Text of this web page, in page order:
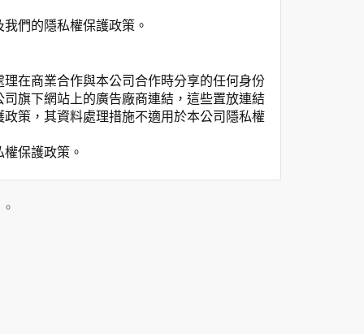
們的隱私權保護政策。
在商業合作與本公司合作時分享的任何身份
旗下網站上的廣告廠商連結，這些置放連結
策，其資料處理措施不適用於本公司隱私權
保護政策。